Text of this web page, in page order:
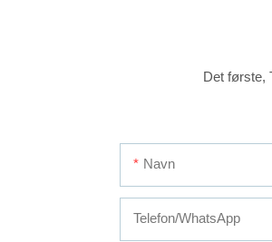
Det første,
Navn
Telefon/whatsApp